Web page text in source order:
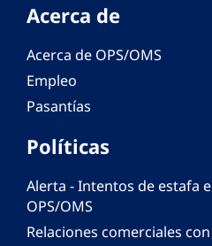
Acerca de
Acerca de OPS/OMS
Empleo
Pasantías
Políticas
Alerta - Intentos de estafa
OPS/OMS
Relaciones comerciales con